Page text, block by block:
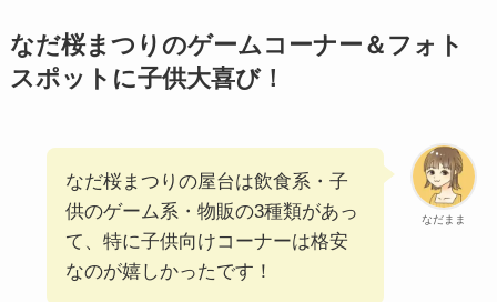
なだ桜まつりのゲームコーナー＆フォト
スポットに子供大喜び！
なだまま
なだ桜まつりの屋台は飲食系・子
供のゲーム系・物販の3種類があっ
て、特に子供向けコーナーは格安
なのが嬉しかったです！